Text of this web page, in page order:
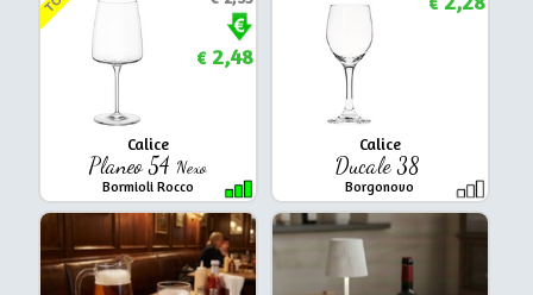
Calice
Planeo 54 Nexo
Bormioli Rocco
€2,48
Calice
Ducale 38
Borgonovo